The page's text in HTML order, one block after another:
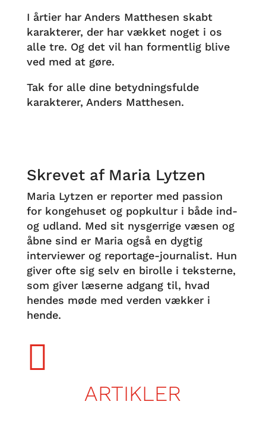
I årtier har Anders Matthesen skabt
karakterer, der har vækket noget i os
alle tre. Og det vil han formentlig blive
ved med at gøre.
Tak for alle dine betydningsfulde
karakterer, Anders Matthesen.
Skrevet af Maria Lytzen
Maria Lytzen er reporter med passion
for kongehuset og popkultur i både ind-
og udland. Med sit nysgerrige væsen og
åbne sind er Maria også en dygtig
interviewer og reportage-journalist. Hun
giver ofte sig selv en birolle i teksterne,
som giver læserne adgang til, hvad
hendes møde med verden vækker i
hende.

ARTIKLER